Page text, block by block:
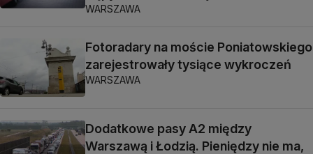
WARSZAWA
Fotoradary na moście Poniatowskiego
zarejestrowały tysiące wykroczeń
WARSZAWA
Dodatkowe pasy A2 między
Warszawą i Łodzią. Pieniędzy nie ma,